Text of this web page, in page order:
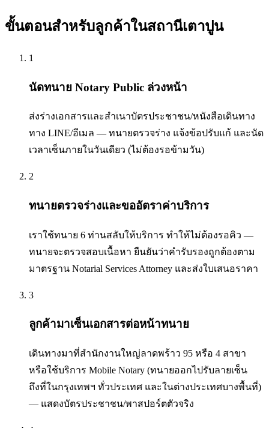
ขั้นตอนสำหรับลูกค้าในสถานีเตาปูน
1
นัดทนาย Notary Public ล่วงหน้า
ส่งร่างเอกสารและสำเนาบัตรประชาชน/หนังสือเดินทาง
ทาง LINE/อีเมล — ทนายตรวจร่าง แจ้งข้อปรับแก้ และนัด
เวลาเซ็นภายในวันเดียว (ไม่ต้องรอข้ามวัน)
2
ทนายตรวจร่างและขออัตราค่าบริการ
เราใช้ทนาย 6 ท่านสลับให้บริการ ทำให้ไม่ต้องรอคิว —
ทนายจะตรวจสอบเนื้อหา ยืนยันว่าคำรับรองถูกต้องตาม
มาตรฐาน Notarial Services Attorney และส่งใบเสนอราคา
3
ลูกค้ามาเซ็นเอกสารต่อหน้าทนาย
เดินทางมาที่สำนักงานใหญ่ลาดพร้าว 95 หรือ 4 สาขา
หรือใช้บริการ Mobile Notary (ทนายออกไปรับลายเซ็น
ถึงที่ในกรุงเทพฯ ทั่วประเทศ และในต่างประเทศบางพื้นที่)
— แสดงบัตรประชาชน/พาสปอร์ตตัวจริง